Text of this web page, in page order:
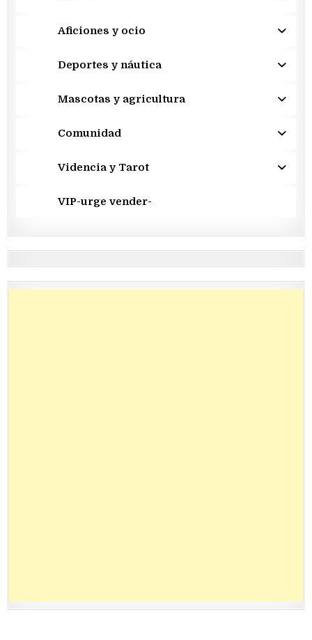
Aficiones y ocio
Deportes y náutica
Mascotas y agricultura
Comunidad
Videncia y Tarot
VIP-urge vender-